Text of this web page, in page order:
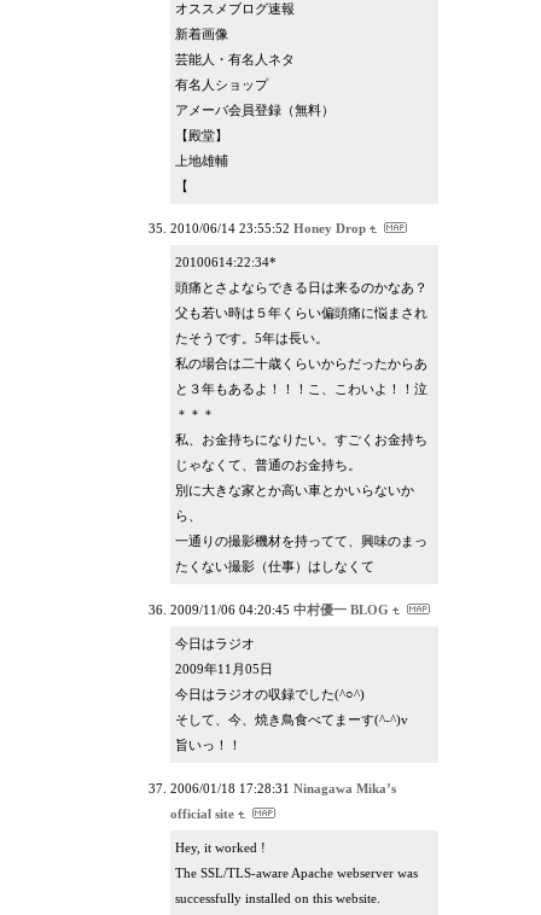
オススメブログ速報
新着画像
芸能人・有名人ネタ
有名人ショップ
アメーバ会員登録（無料）
【殿堂】
上地雄輔
【
2010/06/14 23:55:52 Honey Drop
20100614:22:34*
頭痛とさよならできる日は来るのかなあ？
父も若い時は５年くらい偏頭痛に悩まされ
たそうです。5年は長い。
私の場合は二十歳くらいからだったからあ
と３年もあるよ！！！こ、こわいよ！！泣
＊＊＊
私、お金持ちになりたい。すごくお金持ち
じゃなくて、普通のお金持ち。
別に大きな家とか高い車とかいらないか
ら、
一通りの撮影機材を持ってて、興味のまっ
たくない撮影（仕事）はしなくて
2009/11/06 04:20:45 中村優一 BLOG
今日はラジオ
2009年11月05日
今日はラジオの収録でした(^○^)
そして、今、焼き鳥食べてまーす(^-^)v
旨いっ！！
2006/01/18 17:28:31 Ninagawa Mika’s
official site
Hey, it worked !
The SSL/TLS-aware Apache webserver was
successfully installed on this website.